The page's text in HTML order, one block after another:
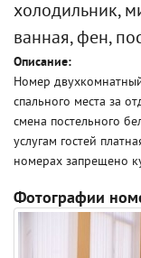
холодильник,
ванная, фен,
Описание:
Номер
спального места за
смена постельного
услугам гостей
номерах запрещено
Фотографии